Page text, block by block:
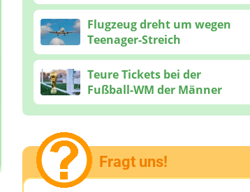
Flugzeug dreht um wegen
Teenager-Streich
Teure Tickets bei der
Fußball-WM der Männer
Fragt uns!